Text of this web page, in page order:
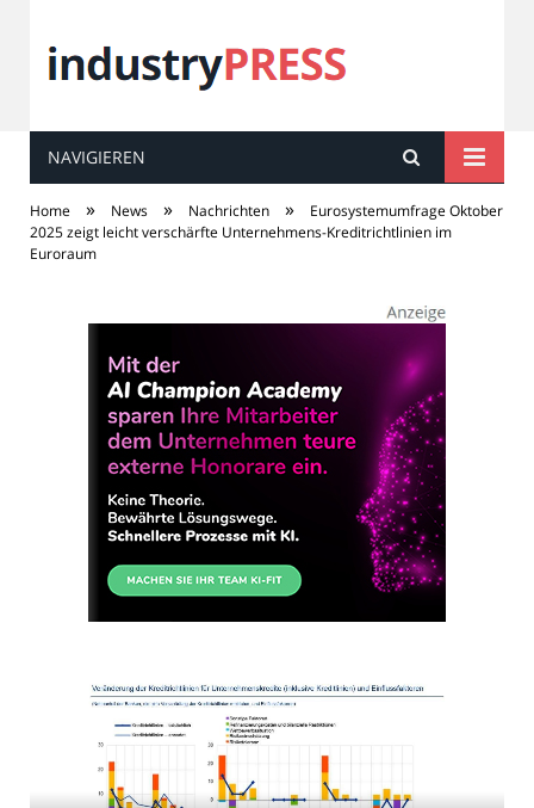
industryPRESS
NAVIGIEREN
Home » News » Nachrichten »
Eurosystemumfrage Oktober
2025 zeigt leicht verschärfte Unternehmens-Kreditrichtlinien im
Euroraum